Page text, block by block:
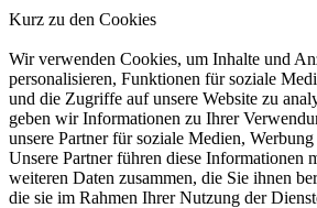
Kurz zu den Cookies
Wir verwenden Cookies, um Inhalte und
personalisieren, Funktionen für soziale
und die Zugriffe auf unsere Website zu
geben wir Informationen zu Ihrer
unsere Partner für soziale Medien,
Unsere Partner führen diese Informationen
weiteren Daten zusammen, die Sie ihnen
die sie im Rahmen Ihrer Nutzung der